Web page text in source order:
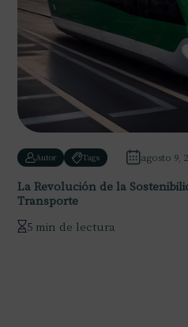
Autor Tags agosto 9,
La Revolución de la
Transporte
5 min de lectura